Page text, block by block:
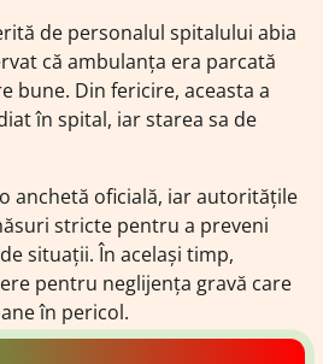
de personalul spitalului abia
că ambulanța era parcată
bune. Din fericire, aceasta a
în spital, iar starea sa de
anchetă oficială, iar autoritățile
stricte pentru a preveni
situații. În același timp,
pentru neglijența gravă care
în pericol.